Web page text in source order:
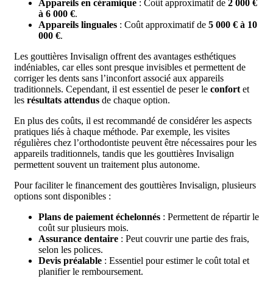
Appareils en céramique : Coût approximatif de 2 000 €
à 6 000 €.
Appareils linguales : Coût approximatif de 5 000 € à 10
000 €.
Les gouttières Invisalign offrent des avantages esthétiques
indéniables, car elles sont presque invisibles et permettent de
corriger les dents sans l’inconfort associé aux appareils
traditionnels. Cependant, il est essentiel de peser le confort et
les résultats attendus de chaque option.
En plus des coûts, il est recommandé de considérer les aspects
pratiques liés à chaque méthode. Par exemple, les visites
régulières chez l’orthodontiste peuvent être nécessaires pour les
appareils traditionnels, tandis que les gouttières Invisalign
permettent souvent un traitement plus autonome.
Pour faciliter le financement des gouttières Invisalign, plusieurs
options sont disponibles :
Plans de paiement échelonnés : Permettent de répartir le
coût sur plusieurs mois.
Assurance dentaire : Peut couvrir une partie des frais,
selon les polices.
Devis préalable : Essentiel pour estimer le coût total et
planifier le remboursement.